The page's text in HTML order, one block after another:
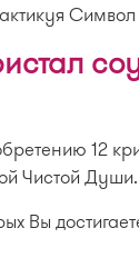
12
Чистой Души.
Вы